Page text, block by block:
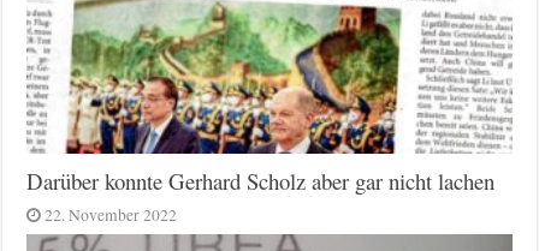
Darüber konnte Gerhard Scholz aber gar nicht lachen
22. November 2022